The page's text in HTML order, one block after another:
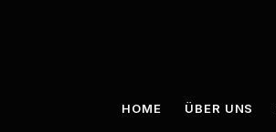
HOME ÜBER UNS